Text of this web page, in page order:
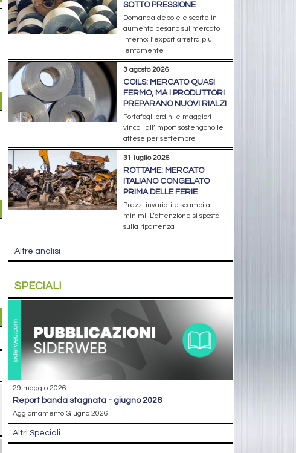
SOTTO PRESSIONE
Domanda debole e scorte in
aumento pesano sul mercato
interno; l’export arretra più
lentamente
3 agosto 2026
COILS: MERCATO QUASI
FERMO, MA I PRODUTTORI
PREPARANO NUOVI RIALZI
Portafogli ordini e maggiori
vincoli all’import sostengono le
attese per settembre
31 luglio 2026
ROTTAME: MERCATO
ITALIANO CONGELATO
PRIMA DELLE FERIE
Prezzi invariati e scambi ai
minimi. L’attenzione si sposta
sulla ripartenza
Altre analisi
SPECIALI
29 maggio 2026
report banda stagnata - giugno 2026
Aggiornamento Giugno 2026
Altri Speciali